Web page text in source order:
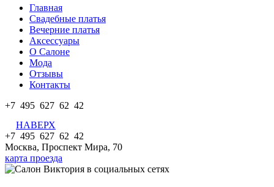
Главная
Свадебные платья
Вечерние платья
Аксессуары
О Салоне
Мода
Отзывы
Контакты
+7 495 627 62 42
НАВЕРХ
+7 495 627 62 42
Москва, Проспект Мира, 70
карта проезда